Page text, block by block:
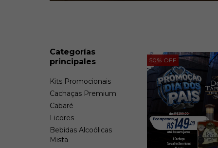
Categorías
principales
Kits Promocionais
Cachaças Premium
Cabaré
Licores
Bebidas Alcoólicas
Mista
50% OFF